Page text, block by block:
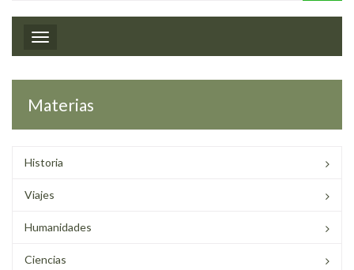
Toggle navigation
Materias
Historia
Viajes
Humanidades
Ciencias